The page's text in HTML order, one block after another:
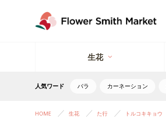
生花
人気ワード バラ カーネーション
HOME 生花 た行 トルコキキョウ